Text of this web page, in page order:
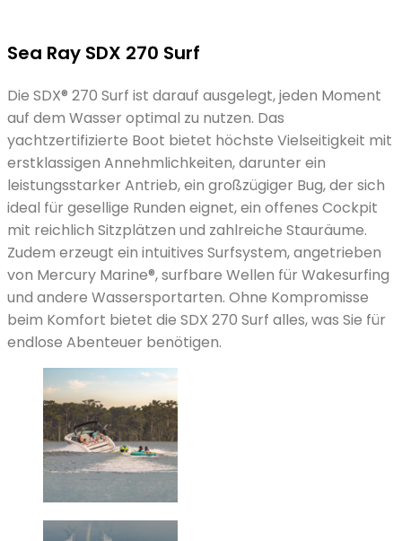
Sea Ray SDX 270 Surf
Die SDX® 270 Surf ist darauf ausgelegt, jeden Moment
auf dem Wasser optimal zu nutzen. Das
yachtzertifizierte Boot bietet höchste Vielseitigkeit mit
erstklassigen Annehmlichkeiten, darunter ein
leistungsstarker Antrieb, ein großzügiger Bug, der sich
ideal für gesellige Runden eignet, ein offenes Cockpit
mit reichlich Sitzplätzen und zahlreiche Stauräume.
Zudem erzeugt ein intuitives Surfsystem, angetrieben
von Mercury Marine®, surfbare Wellen für Wakesurfing
und andere Wassersportarten. Ohne Kompromisse
beim Komfort bietet die SDX 270 Surf alles, was Sie für
endlose Abenteuer benötigen.